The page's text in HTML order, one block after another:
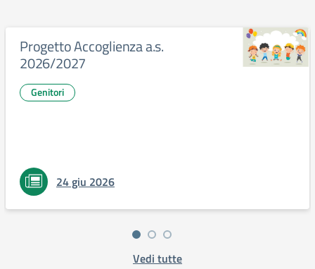
Progetto Accoglienza a.s.
2026/2027
Genitori
24 giu 2026
Vedi tutte